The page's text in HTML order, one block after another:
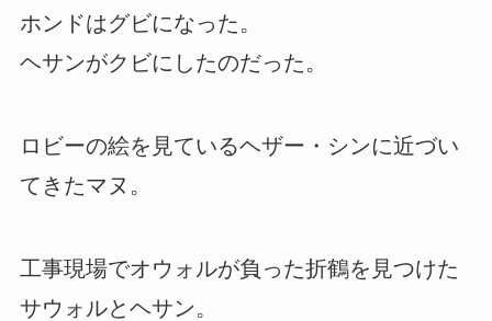
ホンドはグビになった。
ヘサンがクビにしたのだった。
ロビーの絵を見ているヘザー・シンに近づい
てきたマヌ。
工事現場でオウォルが負った折鶴を見つけた
サウォルとヘサン。